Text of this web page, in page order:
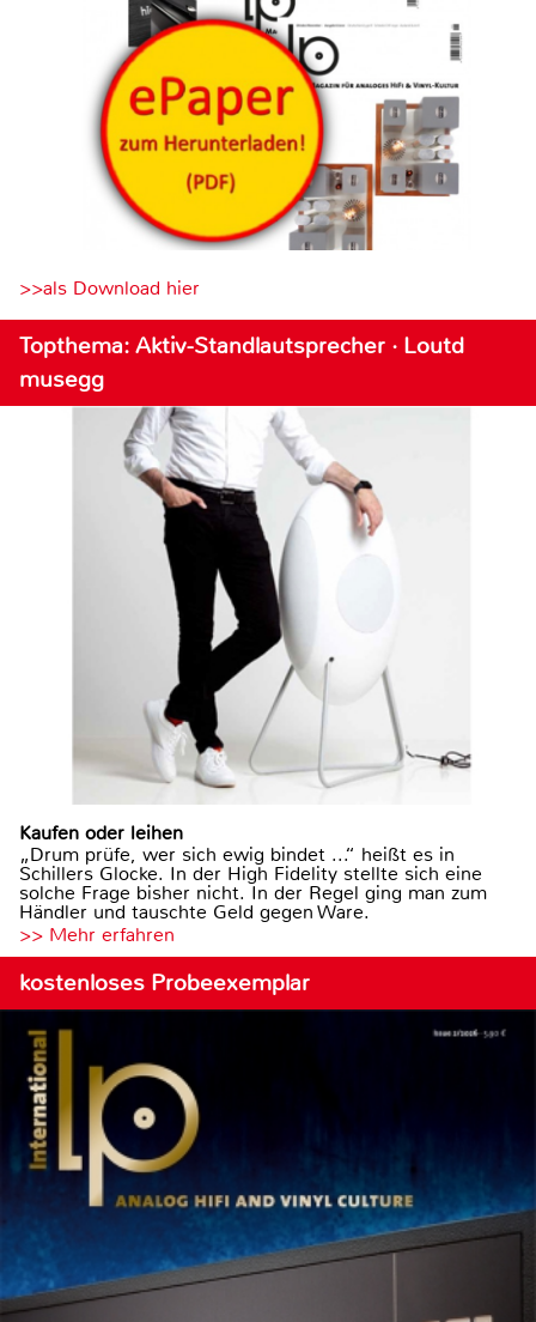
>>als Download hier
Topthema: Aktiv-Standlautsprecher · Loutd
musegg
Kaufen oder leihen
„Drum prüfe, wer sich ewig bindet ...“ heißt es in
Schillers Glocke. In der High Fidelity stellte sich eine
solche Frage bisher nicht. In der Regel ging man zum
Händler und tauschte Geld gegen Ware.
>> Mehr erfahren
kostenloses Probeexemplar